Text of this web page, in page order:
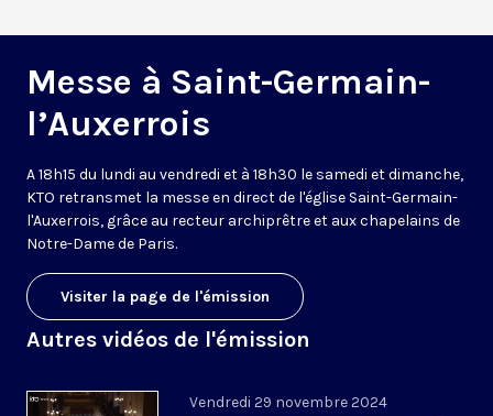
Messe à Saint-Germain-
l’Auxerrois
A 18h15 du lundi au vendredi et à 18h30 le samedi et dimanche,
KTO retransmet la messe en direct de l'église Saint-Germain-
l'Auxerrois, grâce au recteur archiprêtre et aux chapelains de
Notre-Dame de Paris.
Visiter la page de l'émission
Autres vidéos de l'émission
Vendredi 29 novembre 2024